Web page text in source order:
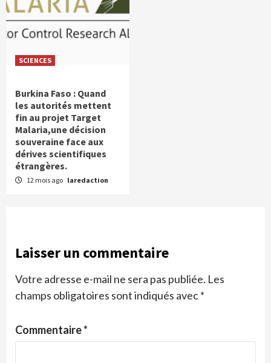
SCIENCES
Burkina Faso : Quand
les autorités mettent
fin au projet Target
Malaria,une décision
souveraine face aux
dérives scientifiques
étrangères.
12 mois ago laredaction
Laisser un commentaire
Votre adresse e-mail ne sera pas publiée. Les
champs obligatoires sont indiqués avec*
Commentaire*